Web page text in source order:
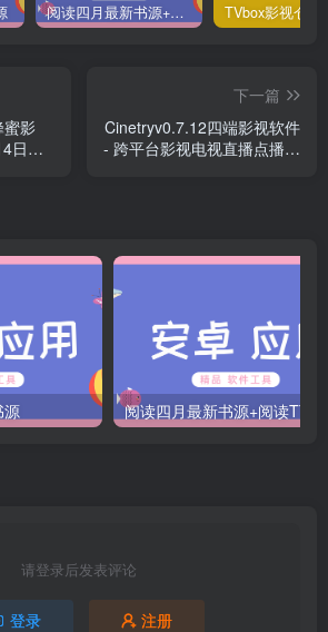
阅读四月最新书源+阅读TTS语音引擎安装教程
蜜影
下一篇
Cinetryv0.7.12四端影视软件
- 跨平台影视电视直播点播神
源
请登录后发表评论
登录 注册